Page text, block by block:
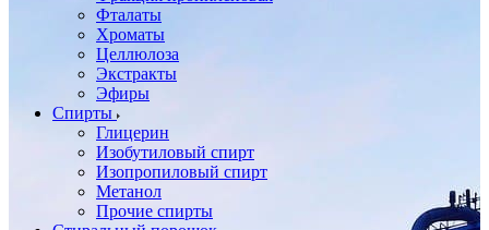
Фталаты
Хроматы
Целлюлоза
Экстракты
Эфиры
Спирты
Глицерин
Изобутиловый спирт
Изопропиловый спирт
Метанол
Прочие спирты